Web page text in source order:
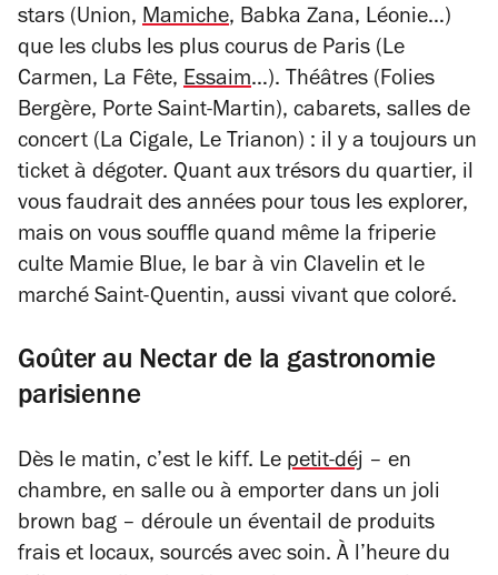
stars (Union, Mamiche, Babka Zana, Léonie…)
que les clubs les plus courus de Paris (Le
Carmen, La Fête, Essaim…). Théâtres (Folies
Bergère, Porte Saint-Martin), cabarets, salles de
concert (La Cigale, Le Trianon) : il y a toujours un
ticket à dégoter. Quant aux trésors du quartier, il
vous faudrait des années pour tous les explorer,
mais on vous souffle quand même la friperie
culte Mamie Blue, le bar à vin Clavelin et le
marché Saint-Quentin, aussi vivant que coloré.
Goûter au Nectar de la gastronomie
parisienne
Dès le matin, c’est le kiff. Le petit-déj – en
chambre, en salle ou à emporter dans un joli
brown bag – déroule un éventail de produits
frais et locaux, sourcés avec soin. À l’heure du